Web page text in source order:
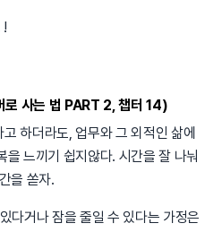
!
사는 법 PART 2, 챕터 14)
하더라도, 업무와 그 외적인 삶에
느끼기 쉽지않다. 시간을 잘 나눠
을 쏟자.
다거나 잠을 줄일 수 있다는 가정은